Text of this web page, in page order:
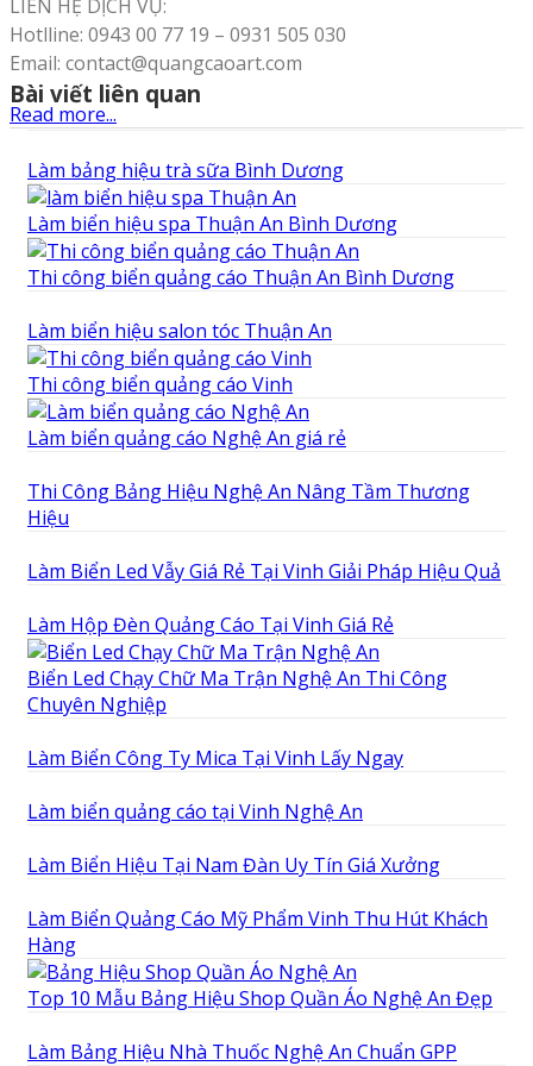
LIÊN HỆ DỊCH VỤ:
Hotlline: 0943 00 77 19 – 0931 505 030
Email: contact@quangcaoart.com
Read more...
Bài viết liên quan
Làm bảng hiệu trà sữa Bình Dương
Làm biển hiệu spa Thuận An Bình Dương
Thi công biển quảng cáo Thuận An Bình Dương
Làm biển hiệu salon tóc Thuận An
Thi công biển quảng cáo Vinh
Làm biển quảng cáo Nghệ An giá rẻ
Thi Công Bảng Hiệu Nghệ An Nâng Tầm Thương
Hiệu
Làm Biển Led Vẫy Giá Rẻ Tại Vinh Giải Pháp Hiệu Quả
Làm Hộp Đèn Quảng Cáo Tại Vinh Giá Rẻ
Biển Led Chạy Chữ Ma Trận Nghệ An Thi Công
Chuyên Nghiệp
Làm Biển Công Ty Mica Tại Vinh Lấy Ngay
Làm biển quảng cáo tại Vinh Nghệ An
Làm Biển Hiệu Tại Nam Đàn Uy Tín Giá Xưởng
Làm Biển Quảng Cáo Mỹ Phẩm Vinh Thu Hút Khách
Hàng
Top 10 Mẫu Bảng Hiệu Shop Quần Áo Nghệ An Đẹp
Làm Bảng Hiệu Nhà Thuốc Nghệ An Chuẩn GPP